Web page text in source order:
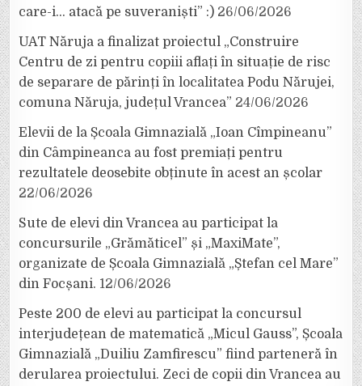
care-i… atacă pe suveraniști” :) 26/06/2026
UAT Năruja a finalizat proiectul „Construire
Centru de zi pentru copiii aflați în situație de risc
de separare de părinți în localitatea Podu Nărujei,
comuna Năruja, județul Vrancea” 24/06/2026
Elevii de la Școala Gimnazială „Ioan Cîmpineanu”
din Câmpineanca au fost premiați pentru
rezultatele deosebite obținute în acest an școlar
22/06/2026
Sute de elevi din Vrancea au participat la
concursurile „Grămăticel” și „MaxiMate”,
organizate de Școala Gimnazială „Ștefan cel Mare”
din Focșani. 12/06/2026
Peste 200 de elevi au participat la concursul
interjudețean de matematică „Micul Gauss”, Școala
Gimnazială „Duiliu Zamfirescu” fiind parteneră în
derularea proiectului. Zeci de copii din Vrancea au